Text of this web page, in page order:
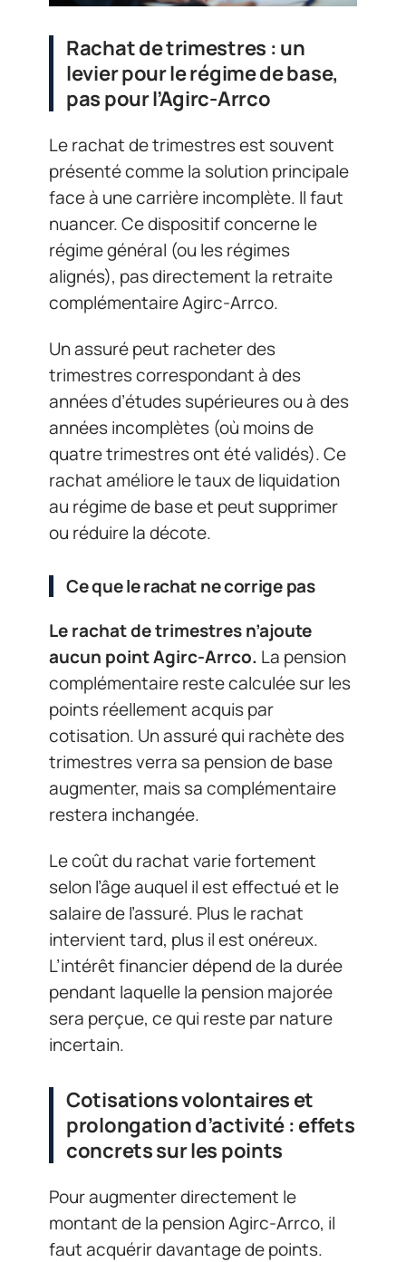
Rachat de trimestres : un
levier pour le régime de base,
pas pour l’Agirc-Arrco
Le rachat de trimestres est souvent
présenté comme la solution principale
face à une carrière incomplète. Il faut
nuancer. Ce dispositif concerne le
régime général (ou les régimes
alignés), pas directement la retraite
complémentaire Agirc-Arrco.
Un assuré peut racheter des
trimestres correspondant à des
années d’études supérieures ou à des
années incomplètes (où moins de
quatre trimestres ont été validés). Ce
rachat améliore le taux de liquidation
au régime de base et peut supprimer
ou réduire la décote.
Ce que le rachat ne corrige pas
Le rachat de trimestres n’ajoute
aucun point Agirc-Arrco. La pension
complémentaire reste calculée sur les
points réellement acquis par
cotisation. Un assuré qui rachète des
trimestres verra sa pension de base
augmenter, mais sa complémentaire
restera inchangée.
Le coût du rachat varie fortement
selon l’âge auquel il est effectué et le
salaire de l’assuré. Plus le rachat
intervient tard, plus il est onéreux.
L’intérêt financier dépend de la durée
pendant laquelle la pension majorée
sera perçue, ce qui reste par nature
incertain.
Cotisations volontaires et
prolongation d’activité : effets
concrets sur les points
Pour augmenter directement le
montant de la pension Agirc-Arrco, il
faut acquérir davantage de points.